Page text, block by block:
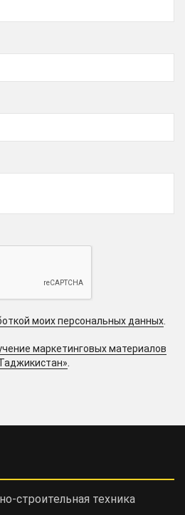
моих персональных данных.
маркетинговых материалов
.
cтроительная техника